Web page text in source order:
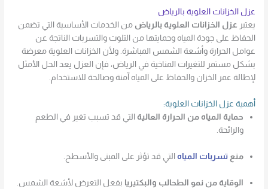
عزل الخزانات العلوية بالرياض
يعتبر عزل الخزانات العلوية بالرياض من الخدمات الأساسية التي تضمن
الحفاظ على جودة المياه وحمايتها من التلوث والتسربات الناتجة عن
عوامل الحرارة وأشعة الشمس المباشرة. ولأن الخزانات العلوية معرضة
بشكل مستمر للتغيرات المناخية في الرياض، فإن العزل يعد الحل الأمثل
لإطالة عمر الخزان والحفاظ على المياه آمنة وصالحة للاستخدام.
أهمية عزل الخزانات العلوية:
حماية المياه من الحرارة العالية التي قد تسبب تغير في الطعم
والرائحة.
منعتسربات المياه التي قد تؤثر على المبنى والأسطح.
الوقاية من نمو الطحالب والبكتيريا بفعل التعرض لأشعة الشمس.